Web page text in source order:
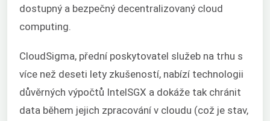
dostupný a bezpečný decentralizovaný cloud
computing.
CloudSigma, přední poskytovatel služeb na trhu s
více než deseti lety zkušeností, nabízí technologii
důvěrných výpočtů IntelSGX a dokáže tak chránit
data během jejich zpracování v cloudu (což je stav,